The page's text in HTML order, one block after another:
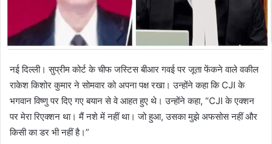
नई दिल्ली। सुप्रीम कोर्ट के चीफ जस्टिस बीआर गवई पर जूता फेंकने वाले वकील
राकेश किशोर कुमार ने सोमवार को अपना पक्ष रखा। उन्होंने कहा कि CJI के
भगवान विष्णु पर दिए गए बयान से वे आहत हुए थे। उन्होंने कहा, “CJI के एक्शन
पर मेरा रिएक्शन था। मैं नशे में नहीं था। जो हुआ, उसका मुझे अफसोस नहीं और
किसी का डर भी नहीं है।”